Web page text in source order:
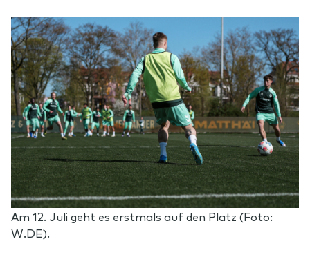
Am 12. Juli geht es erstmals auf den Platz (Foto:
W.DE).